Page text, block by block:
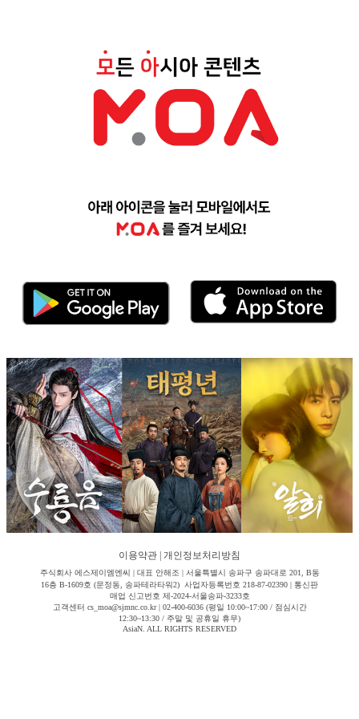
이용약관 개인정보처리방침
주식회사 에스제이엠엔씨 | 대표 안해조 | 서울특별시 송파구 송파대로 201, B동
16층 B-1609호 (문정동, 송파테라타워2) 사업자등록번호 218-87-02390 | 통신판
매업 신고번호 제-2024-서울송파-3233호
고객센터 cs_moa@sjmnc.co.kr | 02-400-6036 (평일 10:00~17:00 / 점심시간
12:30~13:30 / 주말 및 공휴일 휴무)
AsiaN. ALL RIGHTS RESERVED